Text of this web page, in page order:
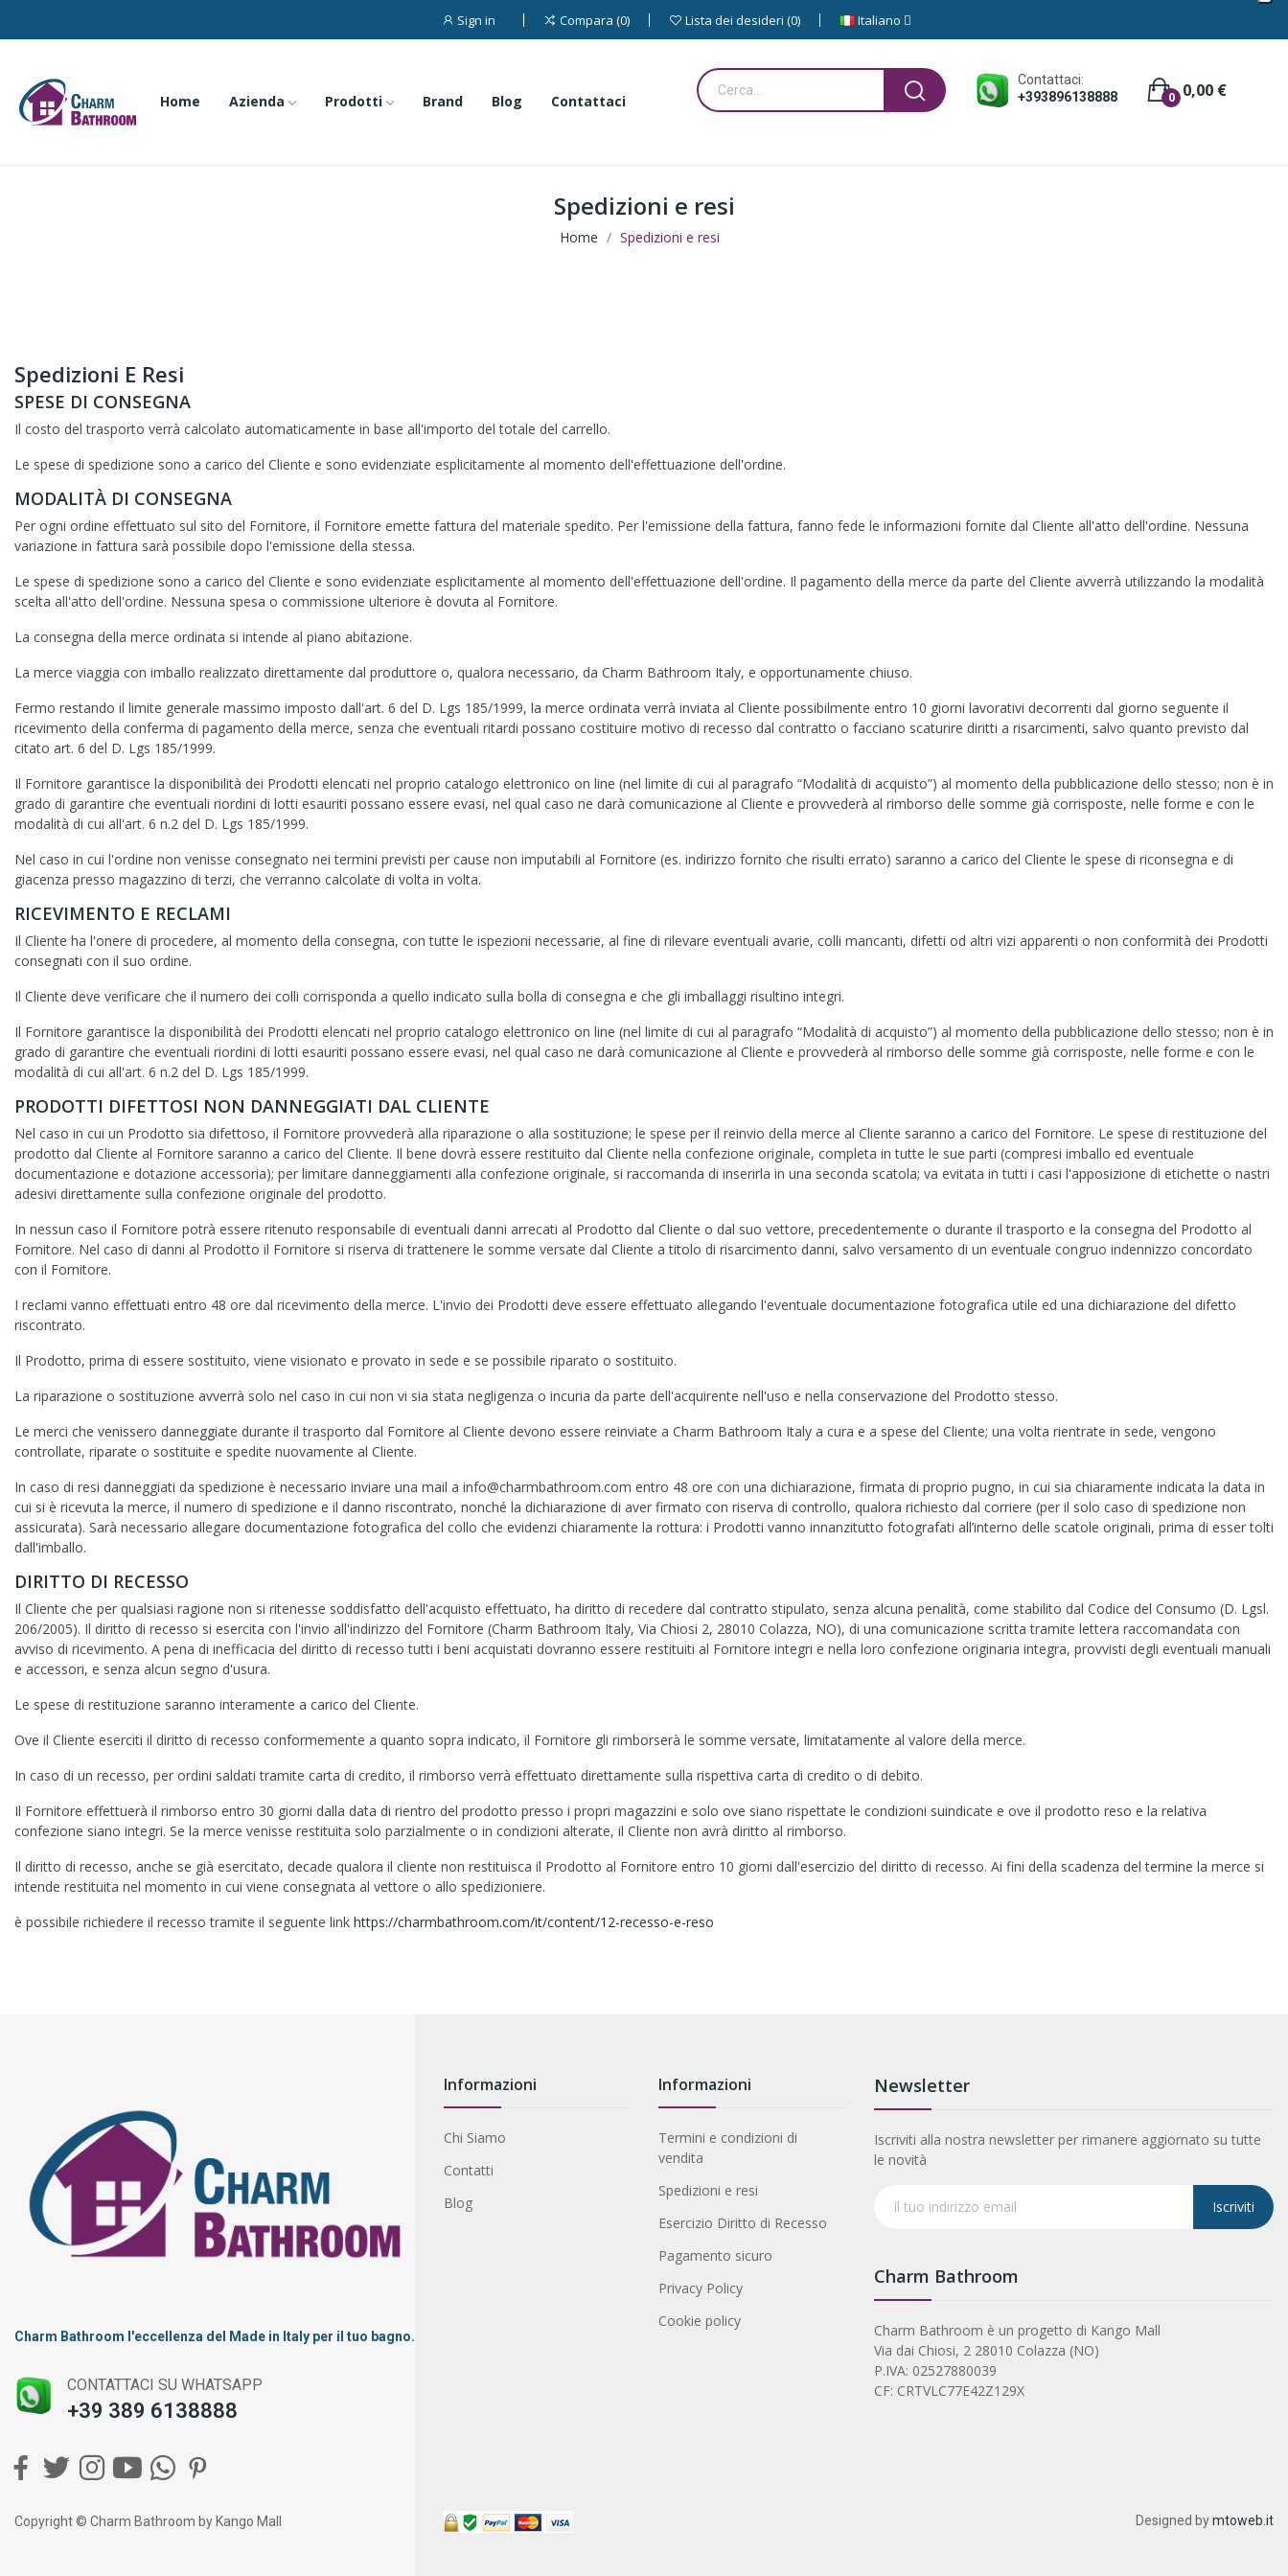
Sign in Compara 0 Lista dei desideri 0 Italiano
Home Azienda Prodotti Brand Blog Contattaci
Contattaci:
+393896138888
0,00 €
0
Spedizioni e resi
Home Spedizioni e resi
Spedizioni E Resi
SPESE DI CONSEGNA
Il costo del trasporto verrà calcolato automaticamente in base all'importo del totale del carrello.
Le spese di spedizione sono a carico del Cliente e sono evidenziate esplicitamente al momento dell'effettuazione dell'ordine.
MODALITÀ DI CONSEGNA
Per ogni ordine effettuato sul sito del Fornitore, il Fornitore emette fattura del materiale spedito. Per l'emissione della fattura, fanno fede le informazioni fornite dal Cliente all'atto dell'ordine. Nessuna
variazione in fattura sarà possibile dopo l'emissione della stessa.
Le spese di spedizione sono a carico del Cliente e sono evidenziate esplicitamente al momento dell'effettuazione dell'ordine. Il pagamento della merce da parte del Cliente avverrà utilizzando la modalità
scelta all'atto dell'ordine. Nessuna spesa o commissione ulteriore è dovuta al Fornitore.
La consegna della merce ordinata si intende al piano abitazione.
La merce viaggia con imballo realizzato direttamente dal produttore o, qualora necessario, da Charm Bathroom Italy, e opportunamente chiuso.
Fermo restando il limite generale massimo imposto dall'art. 6 del D. Lgs 185/1999, la merce ordinata verrà inviata al Cliente possibilmente entro 10 giorni lavorativi decorrenti dal giorno seguente il
ricevimento della conferma di pagamento della merce, senza che eventuali ritardi possano costituire motivo di recesso dal contratto o facciano scaturire diritti a risarcimenti, salvo quanto previsto dal
citato art. 6 del D. Lgs 185/1999.
Il Fornitore garantisce la disponibilità dei Prodotti elencati nel proprio catalogo elettronico on line (nel limite di cui al paragrafo “Modalità di acquisto”) al momento della pubblicazione dello stesso; non è in
grado di garantire che eventuali riordini di lotti esauriti possano essere evasi, nel qual caso ne darà comunicazione al Cliente e provvederà al rimborso delle somme già corrisposte, nelle forme e con le
modalità di cui all'art. 6 n.2 del D. Lgs 185/1999.
Nel caso in cui l'ordine non venisse consegnato nei termini previsti per cause non imputabili al Fornitore (es. indirizzo fornito che risulti errato) saranno a carico del Cliente le spese di riconsegna e di
giacenza presso magazzino di terzi, che verranno calcolate di volta in volta.
RICEVIMENTO E RECLAMI
Il Cliente ha l'onere di procedere, al momento della consegna, con tutte le ispezioni necessarie, al fine di rilevare eventuali avarie, colli mancanti, difetti od altri vizi apparenti o non conformità dei Prodotti
consegnati con il suo ordine.
Il Cliente deve verificare che il numero dei colli corrisponda a quello indicato sulla bolla di consegna e che gli imballaggi risultino integri.
Il Fornitore garantisce la disponibilità dei Prodotti elencati nel proprio catalogo elettronico on line (nel limite di cui al paragrafo “Modalità di acquisto”) al momento della pubblicazione dello stesso; non è in
grado di garantire che eventuali riordini di lotti esauriti possano essere evasi, nel qual caso ne darà comunicazione al Cliente e provvederà al rimborso delle somme già corrisposte, nelle forme e con le
modalità di cui all'art. 6 n.2 del D. Lgs 185/1999.
PRODOTTI DIFETTOSI NON DANNEGGIATI DAL CLIENTE
Nel caso in cui un Prodotto sia difettoso, il Fornitore provvederà alla riparazione o alla sostituzione; le spese per il reinvio della merce al Cliente saranno a carico del Fornitore. Le spese di restituzione del
prodotto dal Cliente al Fornitore saranno a carico del Cliente. Il bene dovrà essere restituito dal Cliente nella confezione originale, completa in tutte le sue parti (compresi imballo ed eventuale
documentazione e dotazione accessoria); per limitare danneggiamenti alla confezione originale, si raccomanda di inserirla in una seconda scatola; va evitata in tutti i casi l'apposizione di etichette o nastri
adesivi direttamente sulla confezione originale del prodotto.
In nessun caso il Fornitore potrà essere ritenuto responsabile di eventuali danni arrecati al Prodotto dal Cliente o dal suo vettore, precedentemente o durante il trasporto e la consegna del Prodotto al
Fornitore. Nel caso di danni al Prodotto il Fornitore si riserva di trattenere le somme versate dal Cliente a titolo di risarcimento danni, salvo versamento di un eventuale congruo indennizzo concordato
con il Fornitore.
I reclami vanno effettuati entro 48 ore dal ricevimento della merce. L'invio dei Prodotti deve essere effettuato allegando l'eventuale documentazione fotografica utile ed una dichiarazione del difetto
riscontrato.
Il Prodotto, prima di essere sostituito, viene visionato e provato in sede e se possibile riparato o sostituito.
La riparazione o sostituzione avverrà solo nel caso in cui non vi sia stata negligenza o incuria da parte dell'acquirente nell'uso e nella conservazione del Prodotto stesso.
Le merci che venissero danneggiate durante il trasporto dal Fornitore al Cliente devono essere reinviate a Charm Bathroom Italy a cura e a spese del Cliente; una volta rientrate in sede, vengono
controllate, riparate o sostituite e spedite nuovamente al Cliente.
In caso di resi danneggiati da spedizione è necessario inviare una mail a info@charmbathroom.com entro 48 ore con una dichiarazione, firmata di proprio pugno, in cui sia chiaramente indicata la data in
cui si è ricevuta la merce, il numero di spedizione e il danno riscontrato, nonché la dichiarazione di aver firmato con riserva di controllo, qualora richiesto dal corriere (per il solo caso di spedizione non
assicurata). Sarà necessario allegare documentazione fotografica del collo che evidenzi chiaramente la rottura: i Prodotti vanno innanzitutto fotografati all’interno delle scatole originali, prima di esser tolti
dall'imballo.
DIRITTO DI RECESSO
Il Cliente che per qualsiasi ragione non si ritenesse soddisfatto dell'acquisto effettuato, ha diritto di recedere dal contratto stipulato, senza alcuna penalità, come stabilito dal Codice del Consumo (D. Lgsl.
206/2005). Il diritto di recesso si esercita con l'invio all'indirizzo del Fornitore (Charm Bathroom Italy, Via Chiosi 2, 28010 Colazza, NO), di una comunicazione scritta tramite lettera raccomandata con
avviso di ricevimento. A pena di inefficacia del diritto di recesso tutti i beni acquistati dovranno essere restituiti al Fornitore integri e nella loro confezione originaria integra, provvisti degli eventuali manuali
e accessori, e senza alcun segno d'usura.
Le spese di restituzione saranno interamente a carico del Cliente.
Ove il Cliente eserciti il diritto di recesso conformemente a quanto sopra indicato, il Fornitore gli rimborserà le somme versate, limitatamente al valore della merce.
In caso di un recesso, per ordini saldati tramite carta di credito, il rimborso verrà effettuato direttamente sulla rispettiva carta di credito o di debito.
Il Fornitore effettuerà il rimborso entro 30 giorni dalla data di rientro del prodotto presso i propri magazzini e solo ove siano rispettate le condizioni suindicate e ove il prodotto reso e la relativa
confezione siano integri. Se la merce venisse restituita solo parzialmente o in condizioni alterate, il Cliente non avrà diritto al rimborso.
Il diritto di recesso, anche se già esercitato, decade qualora il cliente non restituisca il Prodotto al Fornitore entro 10 giorni dall'esercizio del diritto di recesso. Ai fini della scadenza del termine la merce si
intende restituita nel momento in cui viene consegnata al vettore o allo spedizioniere.
è possibile richiedere il recesso tramite il seguente link https://charmbathroom.com/it/content/12-recesso-e-reso
Charm Bathroom l'eccellenza del Made in Italy per il tuo bagno.
CONTATTACI SU WHATSAPP
+39 389 6138888
Informazioni
Chi Siamo
Contatti
Blog
Informazioni
Termini e condizioni di
vendita
Spedizioni e resi
Esercizio Diritto di Recesso
Pagamento sicuro
Privacy Policy
Cookie policy
Newsletter
Iscriviti alla nostra newsletter per rimanere aggiornato su tutte
le novità
Iscriviti
Charm Bathroom
Charm Bathroom è un progetto di Kango Mall
Via dai Chiosi, 2 28010 Colazza (NO)
P.IVA: 02527880039
CF: CRTVLC77E42Z129X
Copyright © Charm Bathroom by Kango Mall Designed bymtoweb.it